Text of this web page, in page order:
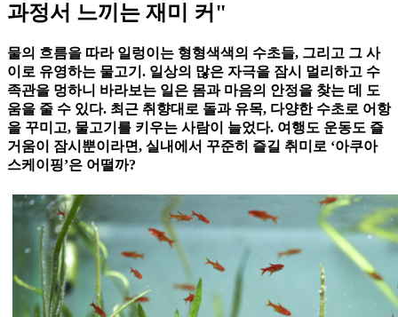
과정서 느끼는 재미 커"
물의 흐름을 따라 일렁이는 형형색색의 수초들, 그리고 그 사
이로 유영하는 물고기. 일상의 많은 자극을 잠시 멀리하고 수
족관을 멍하니 바라보는 일은 몸과 마음의 안정을 찾는 데 도
움을 줄 수 있다. 최근 취향대로 돌과 유목, 다양한 수초로 어항
을 꾸미고, 물고기를 키우는 사람이 늘었다. 여행도 운동도 즐
거움이 잠시뿐이라면, 실내에서 꾸준히 즐길 취미로 ‘아쿠아
스케이핑’은 어떨까?